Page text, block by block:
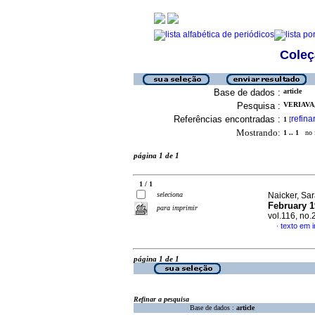
Base de dados : article
Pesquisa :
Referências encontradas : 1 [refinar
Mostrando: 1 .. 1 no
página 1 de 1
1 / 1
seleciona
para imprimir
Naicker,
February
vol.116,
· texto em
página 1 de 1
Refinar a pesquisa
Base de dados : article